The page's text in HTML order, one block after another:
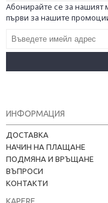
Абонирайте се за нашият
първи за нашите
ИНФОРМАЦИЯ
ДОСТАВКА
НАЧИН НА ПЛАЩАНЕ
ПОДМЯНА И ВРЪЩАНЕ
ВЪПРОСИ
КОНТАКТИ
KAPERE